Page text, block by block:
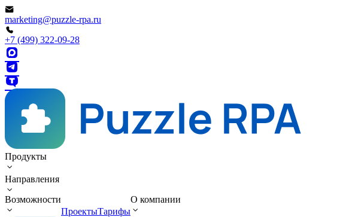
marketing@puzzle-rpa.ru
+7 (499) 322-09-28
Продукты
Направления
Возможности
ПроектыТарифы
О компании